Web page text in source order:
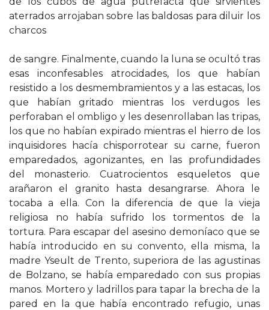
aterrados arrojaban sobre las baldosas para diluir los
charcos
de sangre. Finalmente, cuando la luna se ocultó tras
esas inconfesables atrocidades, los que habían
resistido a los desmembramientos y a las estacas, los
que habían gritado mientras los verdugos les
perforaban el ombligo y les desenrollaban las tripas,
los que no habían expirado mientras el hierro de los
inquisidores hacía chisporrotear su carne, fueron
emparedados, agonizantes, en las profundidades
del monasterio. Cuatrocientos esqueletos que
arañaron el granito hasta desangrarse. Ahora le
tocaba a ella. Con la diferencia de que la vieja
religiosa no había sufrido los tormentos de la
tortura. Para escapar del asesino demoníaco que se
había introducido en su convento, ella misma, la
madre Yseult de Trento, superiora de las agustinas
de Bolzano, se había emparedado con sus propias
manos. Mortero y ladrillos para tapar la brecha de la
pared en la que había encontrado refugio, unas